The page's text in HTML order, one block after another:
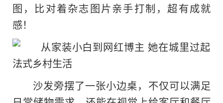
图，比对着杂志图片亲手打制，超有成就
感！
沙发旁摆了一张小边桌，不仅可以满足